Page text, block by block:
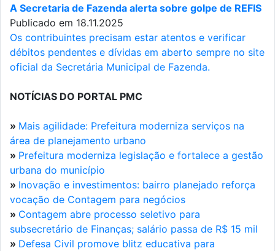
A Secretaria de Fazenda alerta sobre golpe de REFIS
Publicado em 18.11.2025
Os contribuintes precisam estar atentos e verificar
débitos pendentes e dívidas em aberto sempre no site
oficial da Secretária Municipal de Fazenda.
NOTÍCIAS DO PORTAL PMC
» Mais agilidade: Prefeitura moderniza serviços na
área de planejamento urbano
» Prefeitura moderniza legislação e fortalece a gestão
urbana do município
» Inovação e investimentos: bairro planejado reforça
vocação de Contagem para negócios
» Contagem abre processo seletivo para
subsecretário de Finanças; salário passa de R$ 15 mil
» Defesa Civil promove blitz educativa para